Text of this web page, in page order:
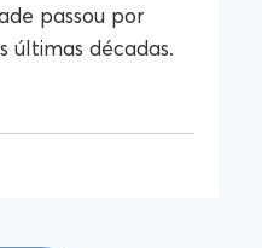
passou por
últimas décadas.